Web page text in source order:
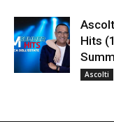
Hits
Ascolti